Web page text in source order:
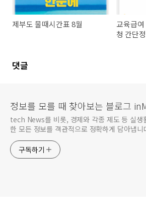
제부도 물때시간표 8월
교육급
청 간단
댓글
정보를 모를 때 찾아보는 블로그
tech News를 비롯, 경제와 각종 제도 등 실생
한 모든 정보를 객관적으로 정확하게 담아냅니
구독하기